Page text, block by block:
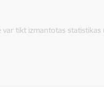
tikt izmantotas